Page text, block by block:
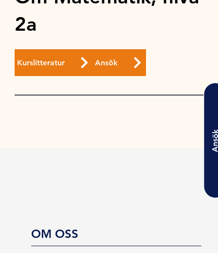
2a
Kurslitteratur Ansök
OM OSS